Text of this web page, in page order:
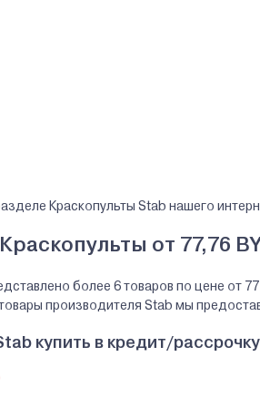
Краскопульты Stab нашего
от 77,76
более 6 товаров по цене от
производителя Stab мы
купить в кредит/рассрочку
Вы можете приобристи товары